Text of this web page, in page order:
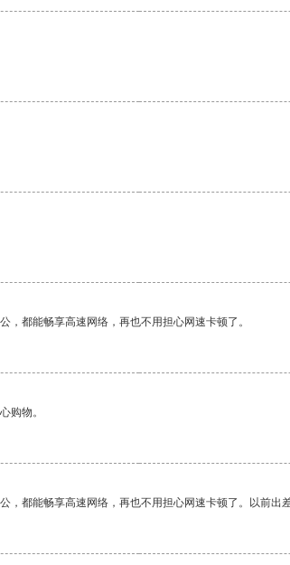
都能畅享高速网络，再也不用担心网速卡顿了。
购物。
都能畅享高速网络，再也不用担心网速卡顿了。以前